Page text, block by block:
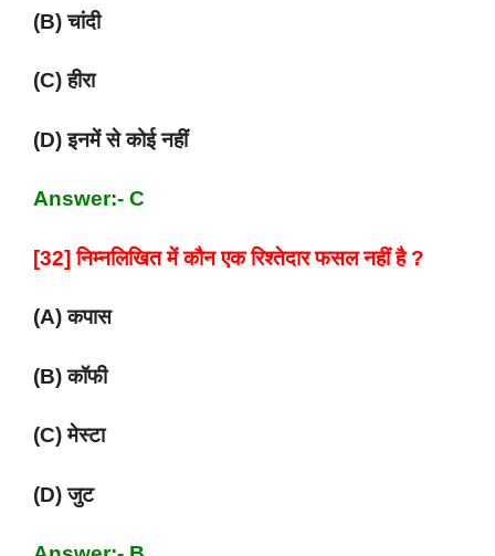
(B) चांदी
(C) हीरा
(D) इनमें से कोई नहीं
Answer:- C
[32] निम्नलिखित में कौन एक रिश्तेदार फसल नहीं है ?
(A) कपास
(B) कॉफी
(C) मेस्टा
(D) जुट